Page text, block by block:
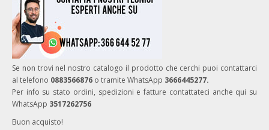
Se non trovi nel nostro catalogo il prodotto che cerchi puoi contattarci
al telefono 0883566876 o tramite WhatsApp 3666445277.
Per info su stato ordini, spedizioni e fatture contattateci anche qui su
WhatsApp 3517262756
Buon acquisto!